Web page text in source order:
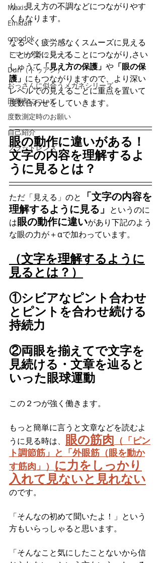
Maxis
Einklair
omodok
トマトグラッシーズ
Dun（ドゥアン）
おっさんに似合うメガネシリーズ
田原市について
度数測定時のお願い
自己紹介
フラットレンズ
り、見え方の不調などにつながりやす
くもなります。
なるべく疲労感なくスムーズに見える
ことが楽に見えることにつながり,さい
しゅうて「見え方の保護」 や 「眼の保
護」 にもつながりますので、より深い
レベルでの見えることに重点を置いて
度数合わせをしていきます。
眼の動作に違いがある！
文字の内容を理解するよ
うに見るとは？
ただ「見える」のと
「文字の内容を
理解するように見る」 というのに
は眼の動作に違いがあり下記のよう
な眼の力が＋αで加わっています。
（文字を理解するように
見るとは？）
①シビアなピント合わせ
とピントを合わせ続ける
持続力
②両眼を揃えてで文字を
見続ける・文章を辿ると
いった眼球運動
この２つが強く働きます。
もっと簡単に言うと文章などを読むよ
うに見る時は、 眼の筋肉 （「ピン
ト調節筋」と「外眼筋（眼を動か
す筋肉」） に力をしっかり
入れて見ないと見れない
のです。
「そんなの初めて聞いたよ！」という
方もいらっしゃると思います。
「そんなこと気にしたことないから信